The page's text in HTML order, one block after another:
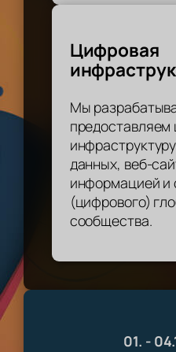
Цифровая
Мы
данных, веб-
информацией и
(цифрового)
сообщества.
01. -